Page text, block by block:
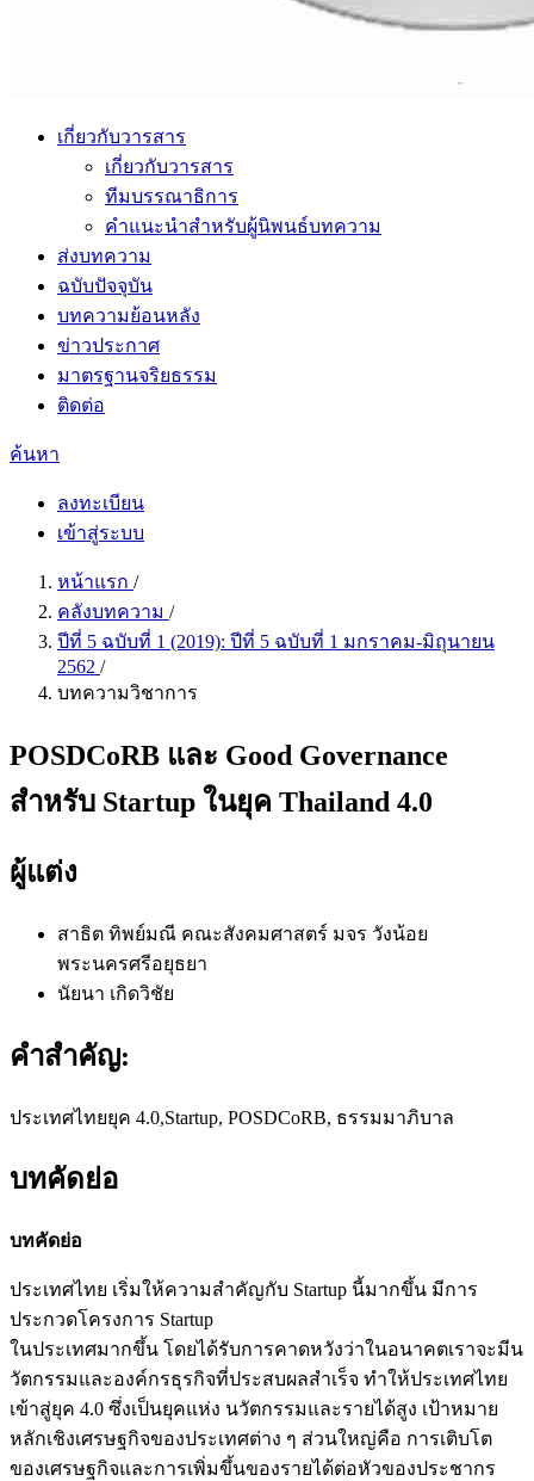
เกี่ยวกับวารสาร
เกี่ยวกับวารสาร
ทีมบรรณาธิการ
คำแนะนำสำหรับผู้นิพนธ์บทความ
ส่งบทความ
ฉบับปัจจุบัน
บทความย้อนหลัง
ข่าวประกาศ
มาตรฐานจริยธรรม
ติดต่อ
ค้นหา
ลงทะเบียน
เข้าสู่ระบบ
หน้าแรก /
คลังบทความ /
ปีที่ 5 ฉบับที่ 1 (2019): ปีที่ 5 ฉบับที่ 1 มกราคม-มิถุนายน
2562 /
บทความวิชาการ
POSDCoRB และ Good Governance
สำหรับ Startup ในยุค Thailand 4.0
ผู้แต่ง
สาธิต ทิพย์มณี คณะสังคมศาสตร์ มจร วังน้อย
พระนครศรีอยุธยา
นัยนา เกิดวิชัย
คำสำคัญ:
ประเทศไทยยุค 4.0,Startup, POSDCoRB, ธรรมมาภิบาล
บทคัดย่อ
บทคัดย่อ
ประเทศไทย เริ่มให้ความสำคัญกับ Startup นี้มากขึ้น มีการ
ประกวดโครงการ Startup
ในประเทศมากขึ้น โดยได้รับการคาดหวังว่าในอนาคตเราจะมีน
วัตกรรมและองค์กรธุรกิจที่ประสบผลสำเร็จ ทำให้ประเทศไทย
เข้าสู่ยุค 4.0 ซึ่งเป็นยุคแห่ง นวัตกรรมและรายได้สูง เป้าหมาย
หลักเชิงเศรษฐกิจของประเทศต่าง ๆ ส่วนใหญ่คือ การเติบโต
ของเศรษฐกิจและการเพิ่มขึ้นของรายได้ต่อหัวของประชากร